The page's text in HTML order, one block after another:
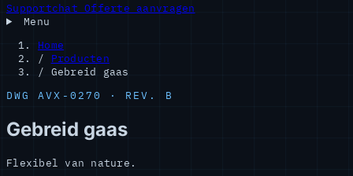
SupportchatOfferte aanvragen
Menu
Home
/
Producten
/ Gebreid gaas
DWG AVX-0270 · REV. B
Gebreid gaas
Flexibel van nature.